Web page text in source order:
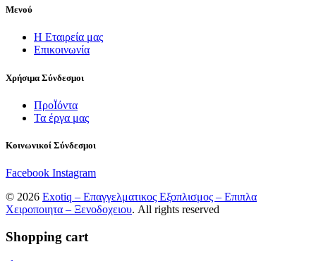
Μενού
Η Εταιρεία μας
Επικοινωνία
Χρήσιμα Σύνδεσμοι
ΠροΪόντα
Τα έργα μας
Κοινωνικοί Σύνδεσμοι
Facebook Instagram
© 2026 Exotiq – Επαγγελματικος Εξοπλισμος – Επιπλα
Χειροποιητα – Ξενοδοχειου. All rights reserved
Shopping cart